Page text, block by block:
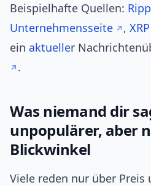
Beispielhafte Quellen:
Unternehmensseite
,
ein aktueller
.
Was niemand dir
unpopulärer, aber
Blickwinkel
Viele reden nur über Preis